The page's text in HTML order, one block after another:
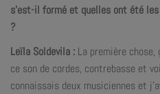
s’est-il formé et quelles ont été
?
Leïla Soldevila : La première chose,
ce son de cordes, contrebasse et
connaissais deux musiciennes et